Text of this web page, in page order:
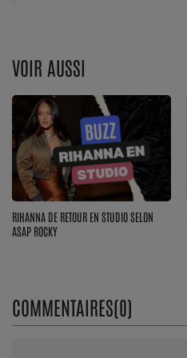
Wiki RnB
SOUL ADDICT RADIO
Grille des programmes
Titres diffusés
Playlist
T'Chat
VOIR AUSSI
RIHANNA DE RETOUR EN STUDIO SELON
ASAP ROCKY
COMMENTAIRES(0)